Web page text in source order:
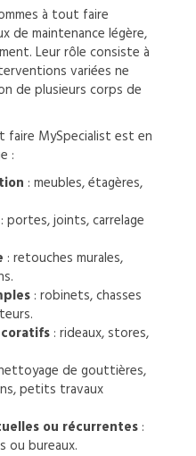
à tout faire
de maintenance légère,
Leur rôle consiste à
variées ne
de plusieurs corps de
faire MySpecialist est en
:
: meubles, étagères,
portes, joints, carrelage
: retouches murales,
: robinets, chasses
: rideaux, stores,
de gouttières,
petits travaux
ou récurrentes:
ou bureaux.